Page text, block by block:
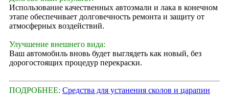
Использование качественных автоэмали и лака в конечном
этапе обеспечивает долговечность ремонта и защиту от
атмосферных воздействий.
Улучшение внешнего вида:
Ваш автомобиль вновь будет выглядеть как новый, без
дорогостоящих процедур перекраски.
ПОДРОБНЕЕ: Средства для устанения сколов и царапин